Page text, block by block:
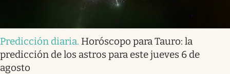
Predicción diaria. Horóscopo para Tauro: la
predicción de los astros para este jueves 6 de
agosto